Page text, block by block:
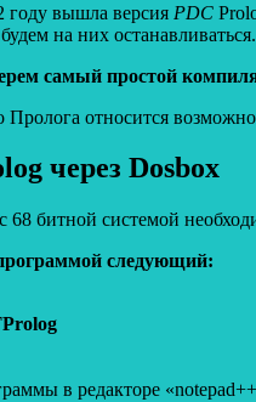
году вышла версия PDC
на них останавливаться.
самый простой
Пролога относится
через Dosbox
68 битной системой
следующий:
в редакторе